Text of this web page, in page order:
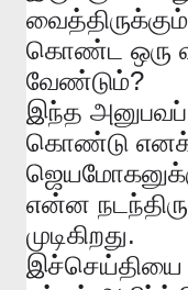
வைத்திருக்கும்
கொண்ட
ஒரு
வேண்டும்?
இந்த அனுபவப்
கொண்டு
என்ன
முடிகிறது.
இச்செய்தியை